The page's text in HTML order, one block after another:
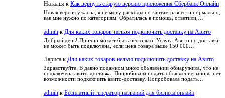
в
зависимость
потерять
читателя
и
как
его
Наталья к Как вернуть старую версию приложения Сбербанк Онлайн
Новая версия ужасна, я не могу расходы по картам разнести нормально,
как мне нужно по категориям. Обратилась в помощь, ответили,…
admin к Для каких товаров нельзя подключить доставку на Авито
Добрый день! Причин может быть несколько: Услуга Авито по доставки
не может быть подключена, если цена товара выше 150 000…
Лариса к Для каких товаров нельзя подключить доставку на Авито
Здравствуйте. В давно поданном мною объявлении обнаружила, что не
подключена авито-доставка. Попробовала подать объявление заново-нет
возможности подключить авито-доставку. Попробовала подать…
admin к Бесплатный генератор названий для бизнеса онлайн